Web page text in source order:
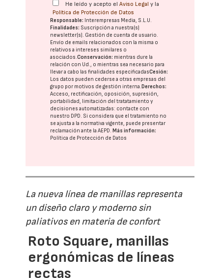
He leído y acepto elAviso Legal y la
Política de Protección de Datos
Responsable: Interempresas Media, S.L.U.
Finalidades: Suscripción a nuestra(s)
newsletter(s). Gestión de cuenta de usuario.
Envío de emails relacionados con la misma o
relativos a intereses similares o
asociados.Conservación: mientras dure la
relación con Ud., o mientras sea necesario para
llevar a cabo las finalidades especificadasCesión:
Los datos pueden cederse a otras empresas del
grupo por motivos de gestión interna. Derechos:
Acceso, rectificación, oposición, supresión,
portabilidad, limitación del tratatamiento y
decisiones automatizadas: contacte con
nuestro DPD. Si considera que el tratamiento no
se ajusta a la normativa vigente, puede presentar
reclamación ante laAEPD. Más información:
Política de Protección de Datos
La nueva línea de manillas representa
un diseño claro y moderno sin
paliativos en materia de confort
Roto Square, manillas
ergonómicas de líneas
rectas